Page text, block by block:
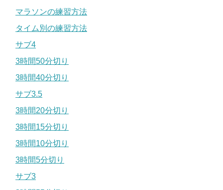
マラソンの練習方法
タイム別の練習方法
サブ4
3時間50分切り
3時間40分切り
サブ3.5
3時間20分切り
3時間15分切り
3時間10分切り
3時間5分切り
サブ3